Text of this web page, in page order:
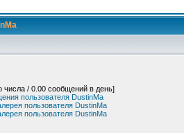
числа / 0.00 сообщений в день]
пользователя DustinMa
пользователя DustinMa
пользователя DustinMa